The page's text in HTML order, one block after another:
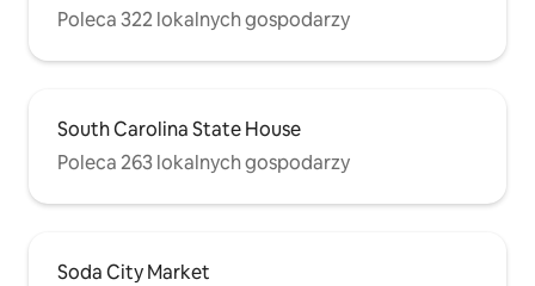
Poleca 322 lokalnych gospodarzy
South Carolina State House
Poleca 263 lokalnych gospodarzy
Soda City Market